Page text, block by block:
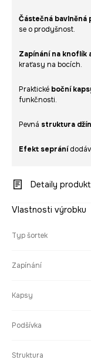
Částečná bavlněná
se o prodyšnost.
Zapínání na knoflík
kraťasy na bocích.
Praktické boční
funkčnosti.
Pevná struktura
Efekt seprání
Detaily
Vlastnosti výrobku
Typ šortek
Zapínání
Kapsy
Podšívka
Struktura